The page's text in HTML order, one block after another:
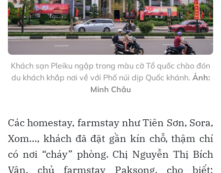
Khách sạn Pleiku ngập trong màu cờ Tổ quốc chào đón
du khách khắp nơi về với Phố núi dịp Quốc khánh. Ảnh:
Minh Châu
Các homestay, farmstay như Tiên Sơn, Sora,
Xom…, khách đã đặt gần kín chỗ, thậm chí
có nơi “cháy” phòng. Chị Nguyễn Thị Bích
Vân, chủ farmstay Paksong, cho biết: